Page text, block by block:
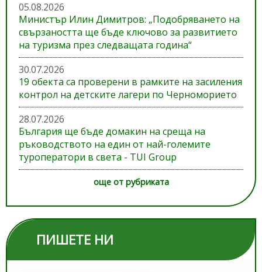
05.08.2026
Министър Илин Димитров: „Подобряването на
свързаността ще бъде ключово за развитието
на туризма през следващата година“
30.07.2026
19 обекта са проверени в рамките на засиления
контрол на детските лагери по Черноморието
28.07.2026
България ще бъде домакин на среща на
ръководството на един от най-големите
туроператори в света - TUI Group
още от рубриката
ПИШЕТЕ НИ